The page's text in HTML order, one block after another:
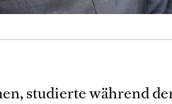
studierte während